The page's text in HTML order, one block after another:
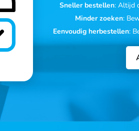
Sneller bestellen: Altijd
Minder zoeken:
Eenvoudig herbestellen: